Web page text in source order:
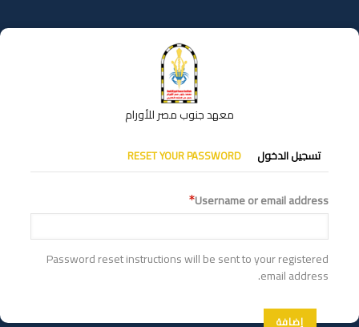
إلى
المحتوى
معهد جنوب مصر للأورام
التبويبات
الأساسية
تسجيل الدخول RESET YOUR PASSWORD
Username or email address
Password reset instructions will be sent to your registered
email address.